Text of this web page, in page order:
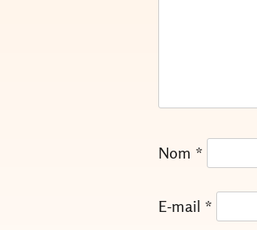
Nom *
E-mail *